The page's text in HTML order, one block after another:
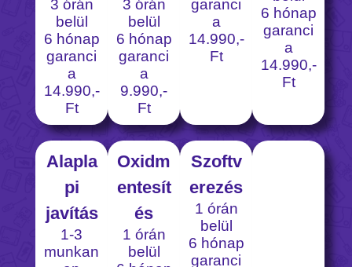
3 órán
belül
6 hónap
garanci
a
14.990,-
Ft
3 órán
belül
6 hónap
garanci
a
9.990,-
Ft
garanci
a
14.990,-
Ft
6 hónap
garanci
a
14.990,-
Ft
Alapla
pi
javítás
1-3
munkan
Oxidm
entesít
és
1 órán
belül
Szoftv
erezés
1 órán
belül
6 hónap
garanci